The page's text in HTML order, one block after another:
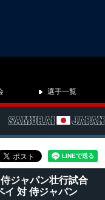
選手一覧
ジャパン壮行試合
イ 対 侍ジャパン